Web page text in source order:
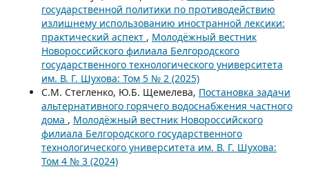
государственной политики по противодействию
излишнему использованию иностранной лексики:
практический аспект , Молодёжный вестник
Новороссийского филиала Белгородского
государственного технологического университета
им. В. Г. Шухова: Том 5 № 2 (2025)
С.М. Стегленко, Ю.Б. Щемелева, Постановка задачи
альтернативного горячего водоснабжения частного
дома , Молодёжный вестник Новороссийского
филиала Белгородского государственного
технологического университета им. В. Г. Шухова:
Том 4 № 3 (2024)